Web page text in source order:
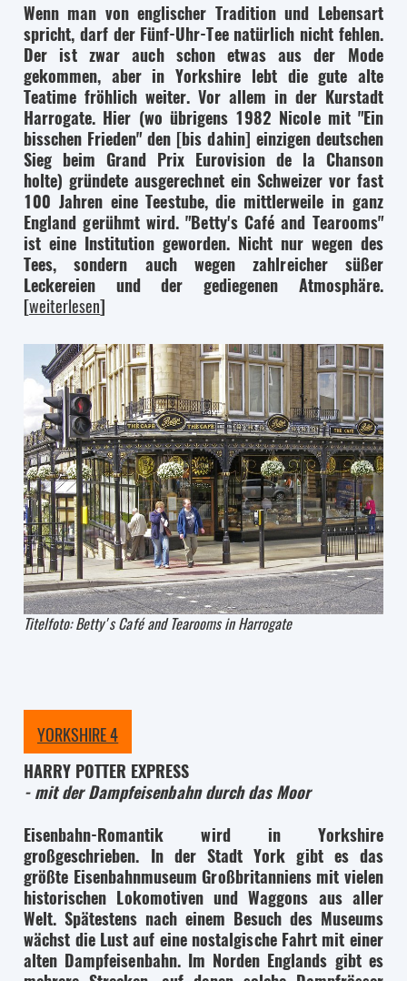
Wenn man von englischer Tradition und Lebensart
spricht, darf der Fünf-Uhr-Tee natürlich nicht fehlen.
Der ist zwar auch schon etwas aus der Mode
gekommen, aber in Yorkshire lebt die gute alte
Teatime fröhlich weiter. Vor allem in der Kurstadt
Harrogate. Hier (wo übrigens 1982 Nicole mit "Ein
bisschen Frieden" den [bis dahin] einzigen deutschen
Sieg beim Grand Prix Eurovision de la Chanson
holte) gründete ausgerechnet ein Schweizer vor fast
100 Jahren eine Teestube, die mittlerweile in ganz
England gerühmt wird. "Betty's Café and Tearooms"
ist eine Institution geworden. Nicht nur wegen des
Tees, sondern auch wegen zahlreicher süßer
Leckereien und der gediegenen Atmosphäre.
[weiterlesen]
Titelfoto: Betty's Café and Tearooms in Harrogate
YORKSHIRE 4
HARRY POTTER EXPRESS
- mit der Dampfeisenbahn durch das Moor
Eisenbahn-Romantik wird in Yorkshire
großgeschrieben. In der Stadt York gibt es das
größte Eisenbahnmuseum Großbritanniens mit vielen
historischen Lokomotiven und Waggons aus aller
Welt. Spätestens nach einem Besuch des Museums
wächst die Lust auf eine nostalgische Fahrt mit einer
alten Dampfeisenbahn. Im Norden Englands gibt es